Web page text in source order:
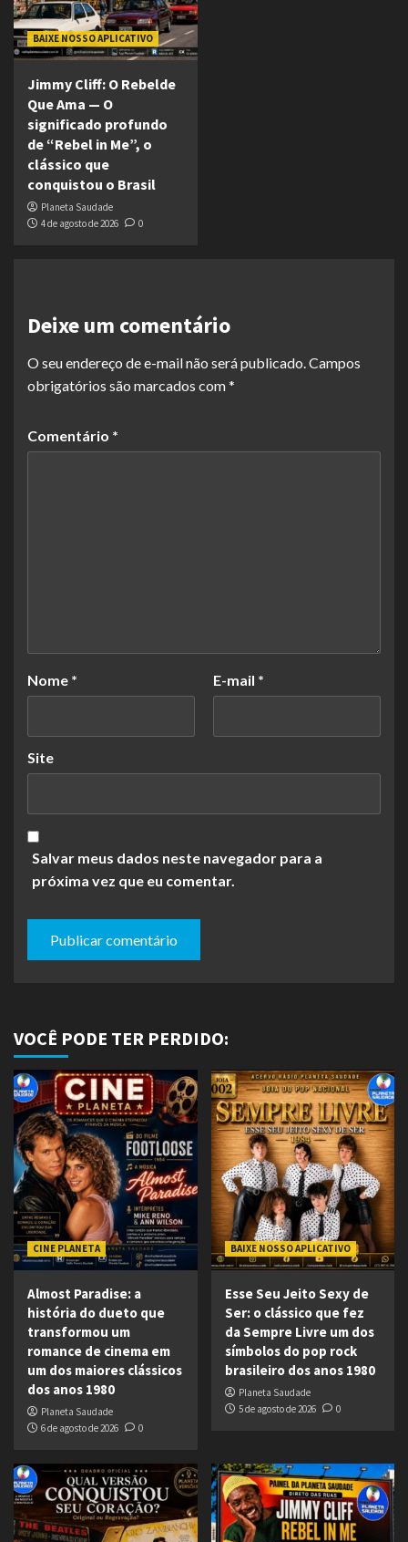
BAIXE NOSSO APLICATIVO
Jimmy Cliff: O Rebelde
Que Ama — O
significado profundo
de “Rebel in Me”, o
clássico que
conquistou o Brasil
Planeta Saudade
4 de agosto de 2026
0
Deixe um comentário
O seu endereço de e-mail não será publicado.Campos
obrigatórios são marcados com*
Comentário *
Nome * E-mail *
Site
Salvar meus dados neste navegador para a
próxima vez que eu comentar.
VOCÊ PODE TER PERDIDO:
CINE PLANETA
Almost Paradise: a
história do dueto que
transformou um
romance de cinema em
um dos maiores clássicos
dos anos 1980
Planeta Saudade
6 de agosto de 2026
0
BAIXE NOSSO APLICATIVO
Esse Seu Jeito Sexy de
Ser: o clássico que fez
da Sempre Livre um dos
símbolos do pop rock
brasileiro dos anos 1980
Planeta Saudade
5 de agosto de 2026
0